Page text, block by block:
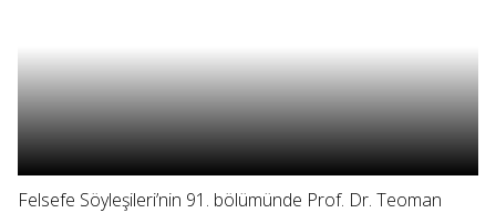
Felsefe Söyleşileri’nin 91. bölümünde Prof. Dr. Teoman